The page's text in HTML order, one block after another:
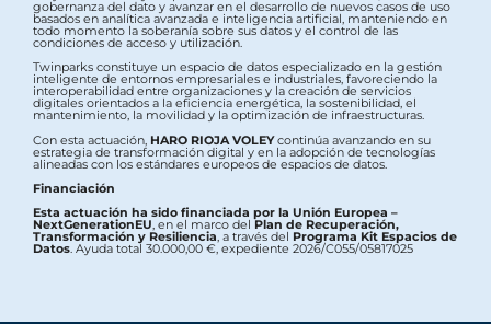
gobernanza del dato y avanzar en el desarrollo de nuevos casos de uso
basados en analítica avanzada e inteligencia artificial, manteniendo en
todo momento la soberanía sobre sus datos y el control de las
condiciones de acceso y utilización.
Twinparks constituye un espacio de datos especializado en la gestión
inteligente de entornos empresariales e industriales, favoreciendo la
interoperabilidad entre organizaciones y la creación de servicios
digitales orientados a la eficiencia energética, la sostenibilidad, el
mantenimiento, la movilidad y la optimización de infraestructuras.
Con esta actuación, HARO RIOJA VOLEYcontinúa avanzando en su
estrategia de transformación digital y en la adopción de tecnologías
alineadas con los estándares europeos de espacios de datos.
Financiación
Esta actuación ha sido financiada por la Unión Europea –
NextGenerationEU, en el marco del Plan de Recuperación,
Transformación y Resiliencia, a través del Programa Kit Espacios de
Datos. Ayuda total 30.000,00 €, expediente 2026/C055/05817025